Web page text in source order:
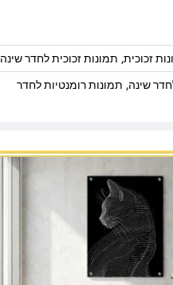
זכוכית, תמונות זכוכית לחדר שינה
שינה, תמונות רומנטיות לחדר